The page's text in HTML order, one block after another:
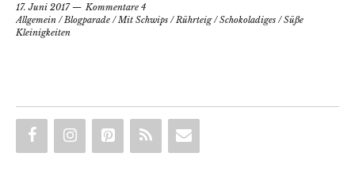
17. Juni 2017
Kommentare 4
Allgemein / Blogparade / Mit Schwips / Rührteig/Schokoladiges /Süße
Kleinigkeiten